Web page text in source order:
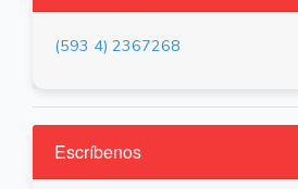
(593 4) 2367268
Escríbenos